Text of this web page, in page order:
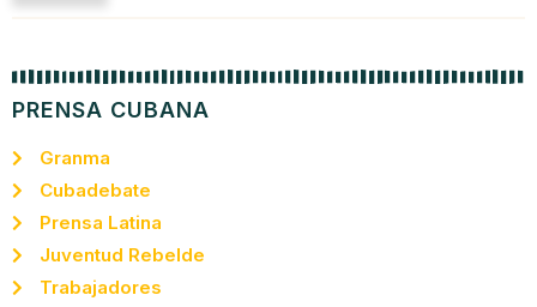
PRENSA CUBANA
Granma
Cubadebate
Prensa Latina
Juventud Rebelde
Trabajadores